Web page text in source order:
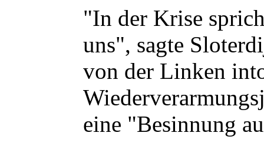
"In der Krise
uns", sagte
von der Linken
eine "Besinnung